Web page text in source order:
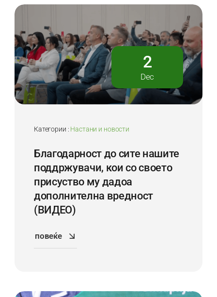
2
Dec
Категории : Настани и новости
Благодарност до сите нашите
поддржувачи, кои со своето
присуство му дадоа
дoполнителна вредност
(ВИДЕО)
повеќе